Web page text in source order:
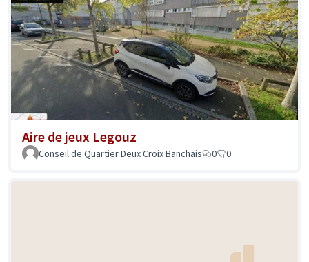
Aire de jeux Legouz
Conseil de Quartier Deux Croix Banchais 0 0